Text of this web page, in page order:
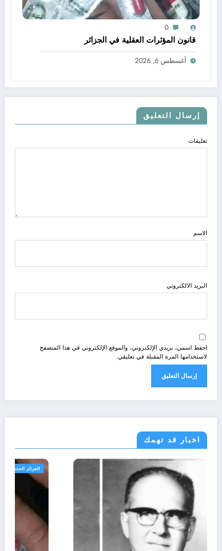
0
قانون المؤثرات العقلية في الجزائر
أغسطس 6, 2026
إرسال التعليق
تعليقات
الاسم
البريد الالكتروني
احفظ اسمي، بريدي الإلكتروني، والموقع الإلكتروني في هذا المتصفح
لاستخدامها المرة المقبلة في تعليقي.
اخبار قد تهمك